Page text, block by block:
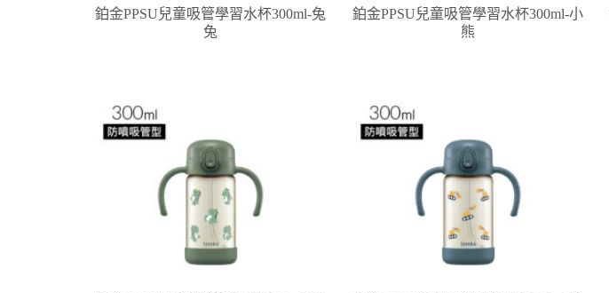
鉑金PPSU兒童吸管學習水杯300ml-兔
兔
鉑金PPSU兒童吸管學習水杯300ml-小
熊